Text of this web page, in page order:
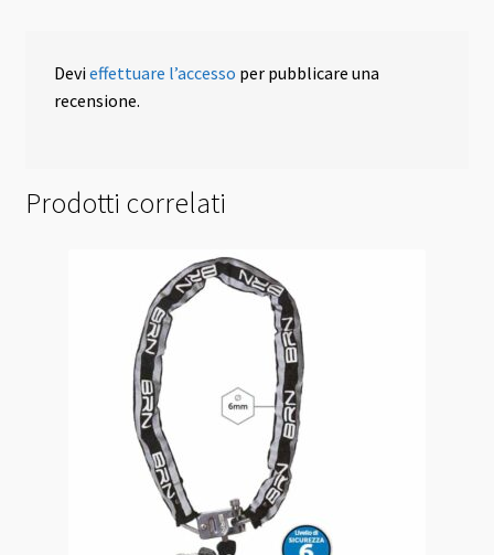
Devieffettuare l’accesso per pubblicare una
recensione.
Prodotti correlati